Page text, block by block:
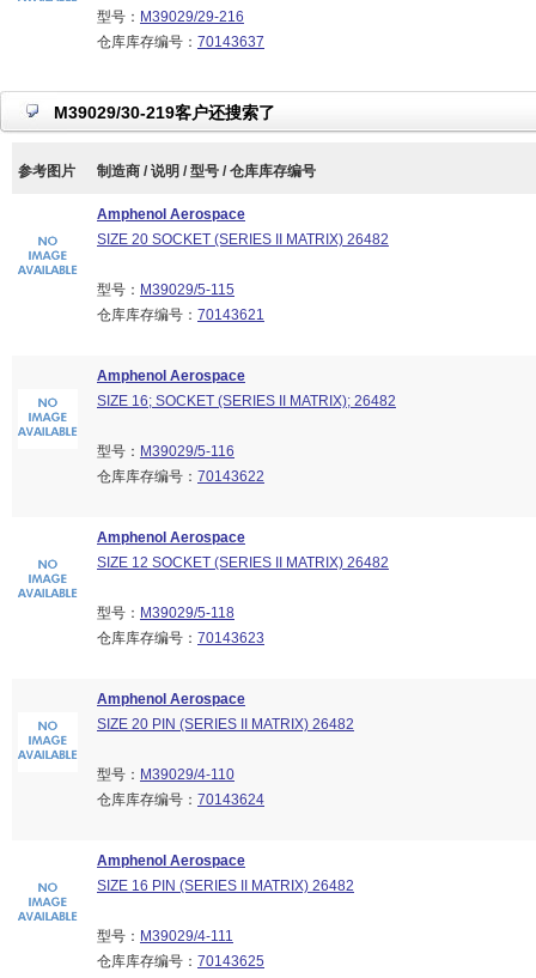
型号： M39029/29-216
仓库库存编号： 70143637
M39029/30-219客户还搜索了
参考图片 制造商 / 说明 / 型号 / 仓库库存编号
Amphenol Aerospace
SIZE 20 SOCKET (SERIES II MATRIX) 26482
型号： M39029/5-115
仓库库存编号： 70143621
Amphenol Aerospace
SIZE 16; SOCKET (SERIES II MATRIX); 26482
型号： M39029/5-116
仓库库存编号： 70143622
Amphenol Aerospace
SIZE 12 SOCKET (SERIES II MATRIX) 26482
型号： M39029/5-118
仓库库存编号： 70143623
Amphenol Aerospace
SIZE 20 PIN (SERIES II MATRIX) 26482
型号： M39029/4-110
仓库库存编号： 70143624
Amphenol Aerospace
SIZE 16 PIN (SERIES II MATRIX) 26482
型号： M39029/4-111
仓库库存编号： 70143625